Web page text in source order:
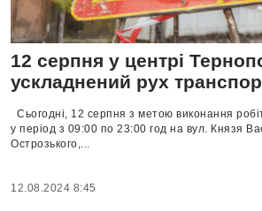
12 серпня у центрі
ускладнений рух
Сьогодні, 12 серпня з метою виконання
у період з 09:00 по 23:00 год на вул. Князя
Острозького,...
12.08.2024 8:45